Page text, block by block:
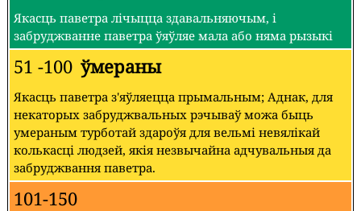
Якасць паветра лічыцца здавальняючым, і
забруджванне паветра ўяўляе мала або няма рызыкі
51 -100 ўмераны
Якасць паветра з'яўляецца прымальным; Аднак, для
некаторых забруджвальных рэчываў можа быць
умераным турботай здароўя для вельмі невялікай
колькасці людзей, якія незвычайна адчувальныя да
забруджвання паветра.
101-150